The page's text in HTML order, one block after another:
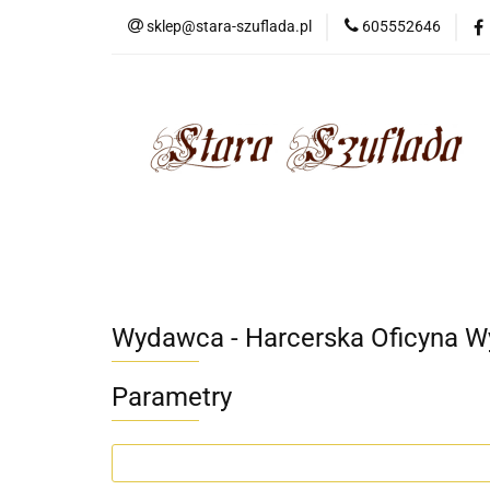
sklep@stara-szuflada.pl 605552646
NOWOŚCI
Wydawca - Harcerska Oficyna
Parametry